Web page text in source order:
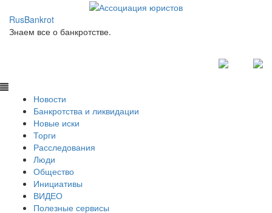
RusBankrot
Знаем все о банкротстве.
Новости
Банкротства и ликвидации
Новые иски
Торги
Расследования
Люди
Общество
Инициативы
ВИДЕО
Полезные сервисы